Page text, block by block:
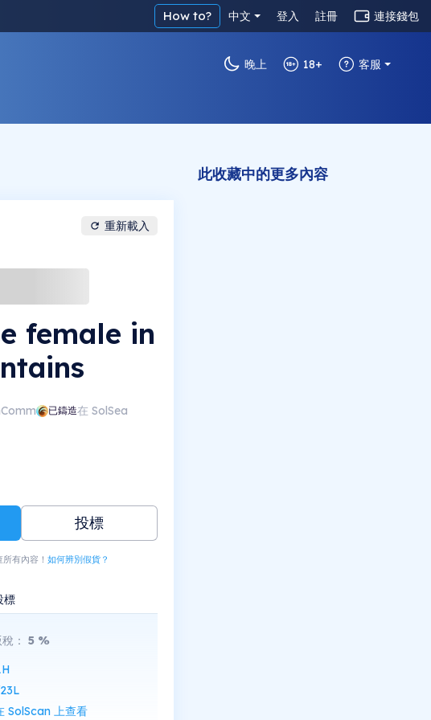
How to? 中文 登入 註冊 連接錢包
晚上 18+ 客服
重新載入
female in
已鑄造在 SolSea
投標
所有內容！如何辨別假貨？
標
： 5%
SolScan 上查看
此收藏中的更多內容